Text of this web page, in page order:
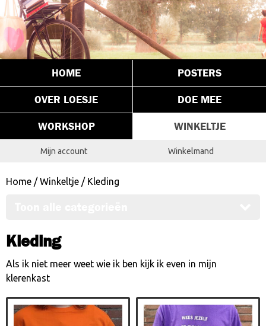
HOME POSTERS
OVER LOESJE DOE MEE
WORKSHOP WINKELTJE
Mijn account Winkelmand
Home /Winkeltje / Kleding
Kleding
Als ik niet meer weet wie ik ben kijk ik even in mijn
klerenkast
Dit
product
Dit
product